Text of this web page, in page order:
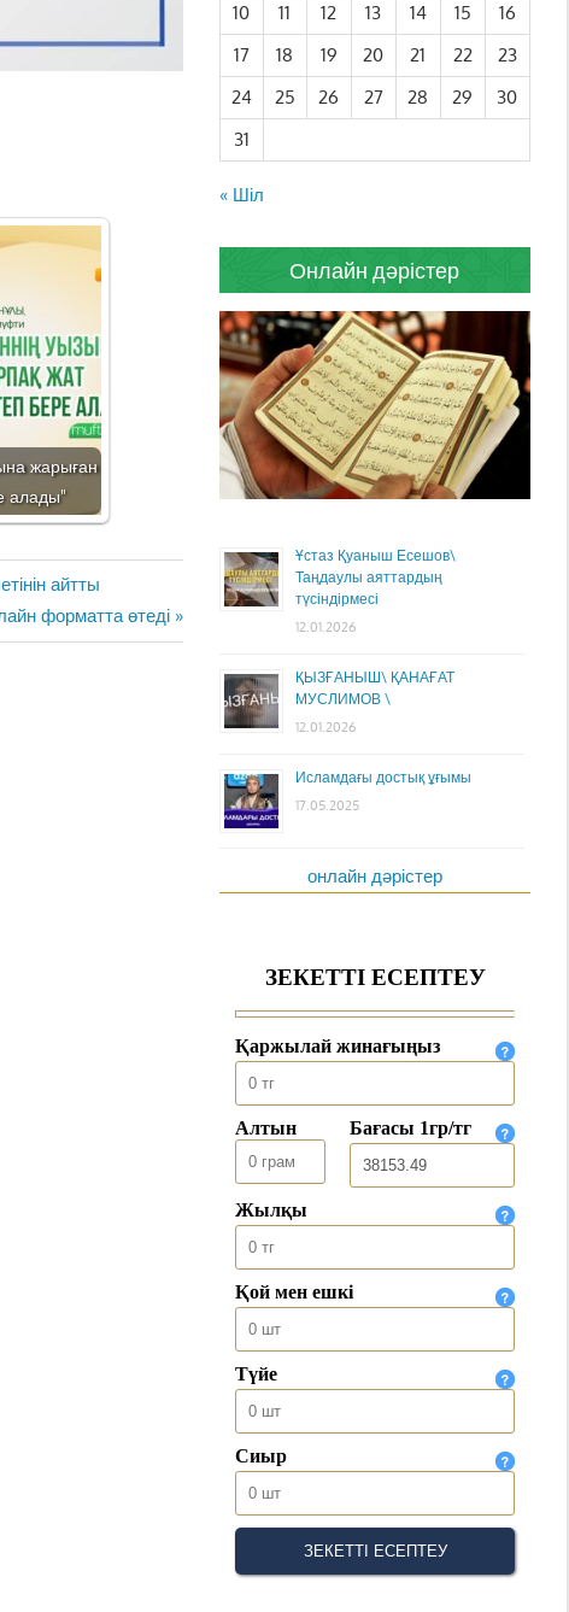
жарыған
алады"
айтты
форматта өтеді
10
11 12 13 14 15
16
17
18 19 20 21 22
23
24
25 26 27 28 29
30
31
« Шіл
Онлайн дәрістер
Ұстаз Қуаныш Есешов\
Таңдаулы аяттардың
түсіндірмесі
12.01.2026
ҚЫЗҒАНЫШ\ ҚАНАҒАТ
МУСЛИМОВ \
12.01.2026
Исламдағы достық ұғымы
17.05.2025
онлайн дәрістер